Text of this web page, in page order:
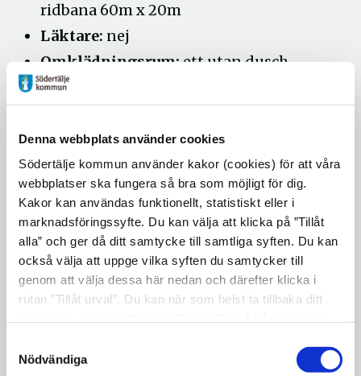
Denna webbplats använder cookies
Södertälje kommun använder kakor (cookies) för att våra
webbplatser ska fungera så bra som möjligt för dig.
Kakor kan användas funktionellt, statistiskt eller i
marknadsföringssyfte. Du kan välja att klicka på ”Tillåt
alla” och ger då ditt samtycke till samtliga syften. Du kan
också välja att uppge vilka syften du samtycker till
genom att välja dessa här nedan och därefter klicka i
rutan ”Tillåt urval”. Du kan när som helst ta tillbaka ditt
"Visa detaljer" kan du läsa om hur kakorna används och
Nödvändiga
ridbana 60m x 20m
Läktare: nej
Omklädningsrum:ett utan dusch
Hjärstartare:
Wifi:nej
Ljudanläggning:nej
Linjerat för:
Parkering:Finns i anslutning till
anläggingen
Passersystem:Nyckel
Driftansvarig:Tälje skog och ungdom
Adress:Viksbergsvägen 153, 152 54